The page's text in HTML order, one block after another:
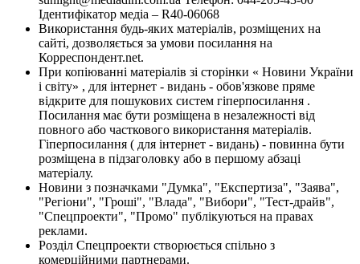
Ідентифікатор медіа – R40-06068
Використання будь-яких матеріалів, розміщених на
сайті, дозволяється за умови посилання на
Корреспондент.net.
При копіюванні матеріалів зі сторінки « Новини України
і світу» , для інтернет - видань - обов'язкове пряме
відкрите для пошукових систем гіперпосилання .
Посилання має бути розміщена в незалежності від
повного або часткового використання матеріалів.
Гіперпосилання ( для інтернет - видань) - повинна бути
розміщена в підзаголовку або в першому абзаці
матеріалу.
Новини з позначками "Думка", "Експертиза", "Заява",
"Регіони", "Гроші", "Влада", "Вибори", "Тест-драйв",
"Спецпроекти", "Промо" публікуються на правах
реклами.
Розділ Спецпроекти створюється спільно з
комерційними партнерами.